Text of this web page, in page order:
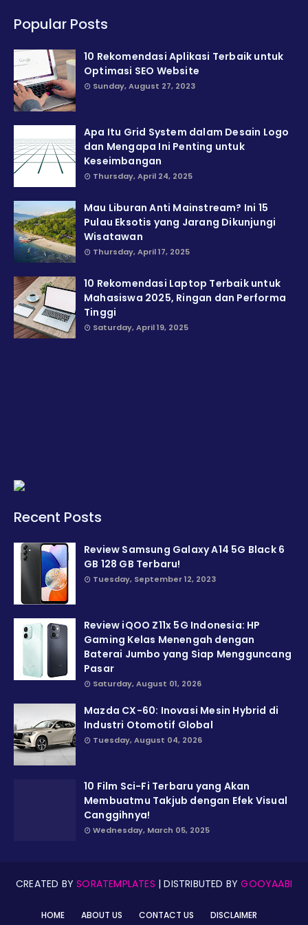
Popular Posts
10 Rekomendasi Aplikasi Terbaik untuk
Optimasi SEO Website
Sunday, August 27, 2023
Apa Itu Grid System dalam Desain Logo
dan Mengapa Ini Penting untuk
Keseimbangan
Thursday, April 24, 2025
Mau Liburan Anti Mainstream? Ini 15
Pulau Eksotis yang Jarang Dikunjungi
Wisatawan
Thursday, April 17, 2025
10 Rekomendasi Laptop Terbaik untuk
Mahasiswa 2025, Ringan dan Performa
Tinggi
Saturday, April 19, 2025
Recent Posts
Review Samsung Galaxy A14 5G Black 6
GB 128 GB Terbaru!
Tuesday, September 12, 2023
Review iQOO Z11x 5G Indonesia: HP
Gaming Kelas Menengah dengan
Baterai Jumbo yang Siap Mengguncang
Pasar
Saturday, August 01, 2026
Mazda CX-60: Inovasi Mesin Hybrid di
Industri Otomotif Global
Tuesday, August 04, 2026
10 Film Sci-Fi Terbaru yang Akan
Membuatmu Takjub dengan Efek Visual
Canggihnya!
Wednesday, March 05, 2025
CREATED BYSORATEMPLATES | DISTRIBUTED BYGOOYAABI
HOME ABOUT US CONTACT US DISCLAIMER